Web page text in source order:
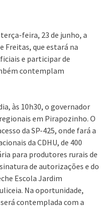
feira, 23 de junho, a
Freitas, que estará na
e participar de
contemplam
às 10h30, o governador
em Pirapozinho. O
da SP-425, onde fará a
da CDHU, de 400
para produtores rurais de
de autorizações e do
Escola Jardim
Na oportunidade,
contemplada com a